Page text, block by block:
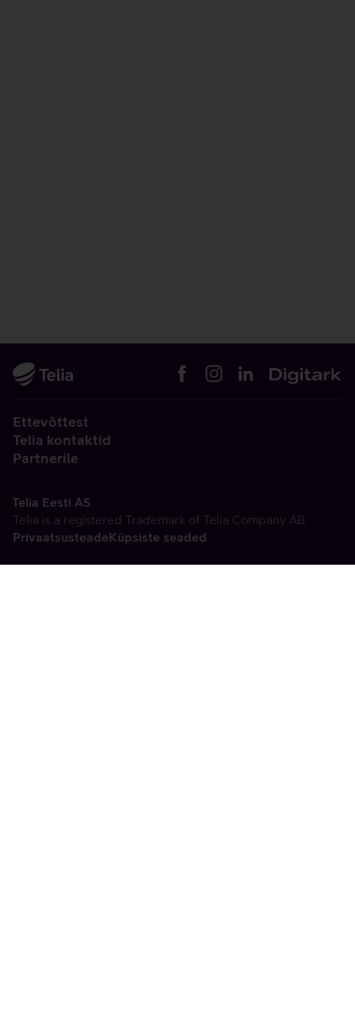
Ettevõttest
Telia kontaktid
Partnerile
Telia Eesti AS
Telia is a registered Trademark of Telia Company AB
PrivaatsusteadeKüpsiste seaded